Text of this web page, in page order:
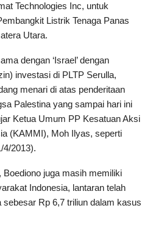
Technologies Inc, untuk
Listrik Tenaga Panas
Utara.
dengan ‘Israel’ dengan
investasi di PLTP Serulla,
menari di atas penderitaan
Palestina yang sampai hari ini
Ketua Umum PP Kesatuan Aksi
(KAMMI), Moh Ilyas, seperti
4/2013).
Boediono juga masih memiliki
Indonesia, lantaran telah
sebesar Rp 6,7 triliun dalam kasus